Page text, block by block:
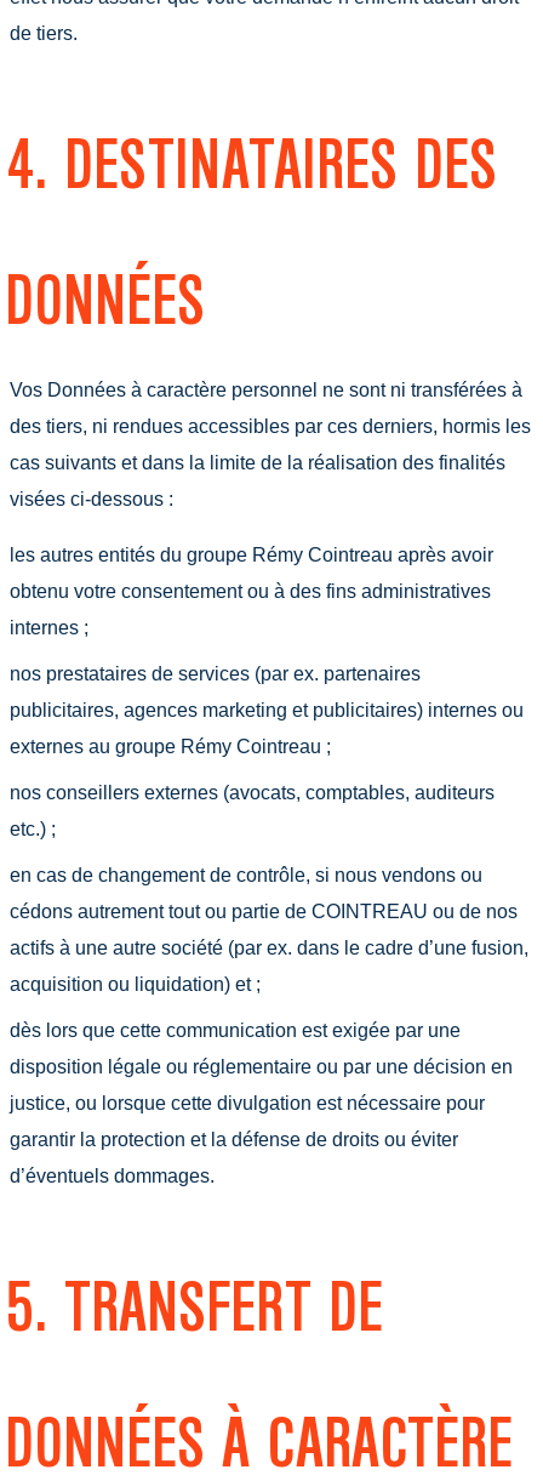
de tiers.
4. DESTINATAIRES DES
DONNÉES
Vos Données à caractère personnel ne sont ni transférées à
des tiers, ni rendues accessibles par ces derniers, hormis les
cas suivants et dans la limite de la réalisation des finalités
visées ci-dessous :
les autres entités du groupe Rémy Cointreau après avoir
obtenu votre consentement ou à des fins administratives
internes ;
nos prestataires de services (par ex. partenaires
publicitaires, agences marketing et publicitaires) internes ou
externes au groupe Rémy Cointreau ;
nos conseillers externes (avocats, comptables, auditeurs
etc.) ;
en cas de changement de contrôle, si nous vendons ou
cédons autrement tout ou partie de COINTREAU ou de nos
actifs à une autre société (par ex. dans le cadre d’une fusion,
acquisition ou liquidation) et ;
dès lors que cette communication est exigée par une
disposition légale ou réglementaire ou par une décision en
justice, ou lorsque cette divulgation est nécessaire pour
garantir la protection et la défense de droits ou éviter
d’éventuels dommages.
5. TRANSFERT DE
DONNÉES À CARACTÈRE